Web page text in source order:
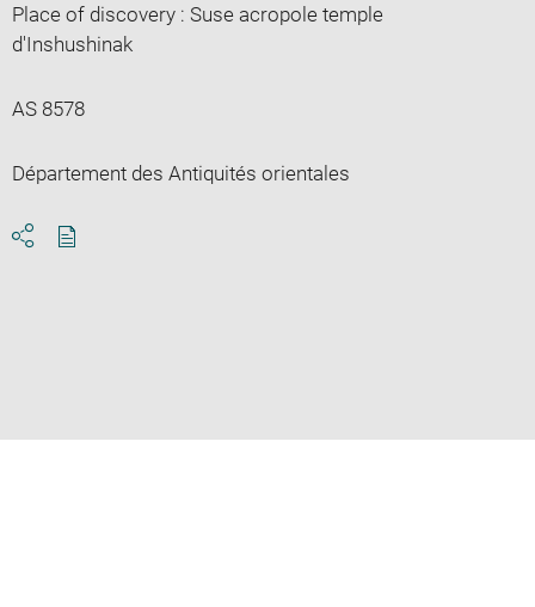
Place of discovery : Suse acropole temple
d'Inshushinak
AS 8578
Département des Antiquités orientales